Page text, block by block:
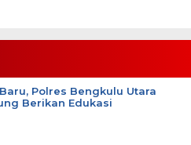
Polres Bengkulu Utara
Berikan Edukasi